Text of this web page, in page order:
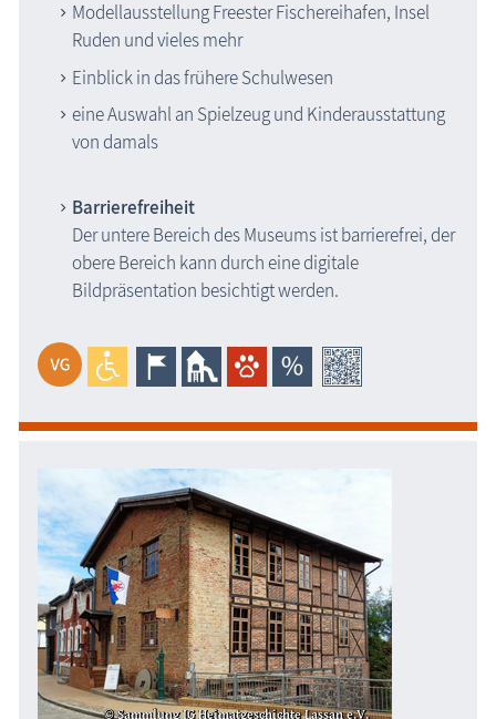
Modellausstellung Freester Fischereihafen, Insel
Ruden und vieles mehr
Einblick in das frühere Schulwesen
eine Auswahl an Spielzeug und Kinderausstattung
von damals
Barrierefreiheit
Der untere Bereich des Museums ist barrierefrei, der
obere Bereich kann durch eine digitale
Bildpräsentation besichtigt werden.